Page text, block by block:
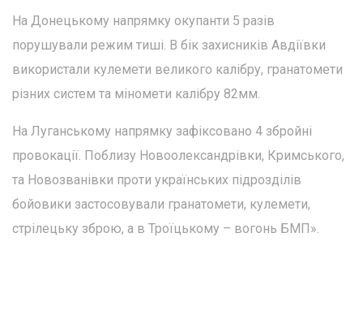
На Донецькому напрямку окупанти 5 разів
порушували режим тиші. В бік захисників Авдіївки
використали кулемети великого калібру, гранатомети
різних систем та міномети калібру 82мм.
На Луганському напрямку зафіксовано 4 збройні
провокації. Поблизу Новоолександрівки, Кримського,
та Новозванівки проти українських підрозділів
бойовики застосовували гранатомети, кулемети,
стрілецьку зброю, а в Троїцькому – вогонь БМП».